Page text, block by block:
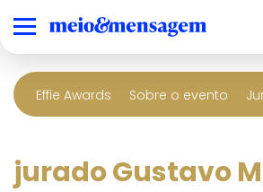
Effie Awards Sobre o evento
jurado Gustavo